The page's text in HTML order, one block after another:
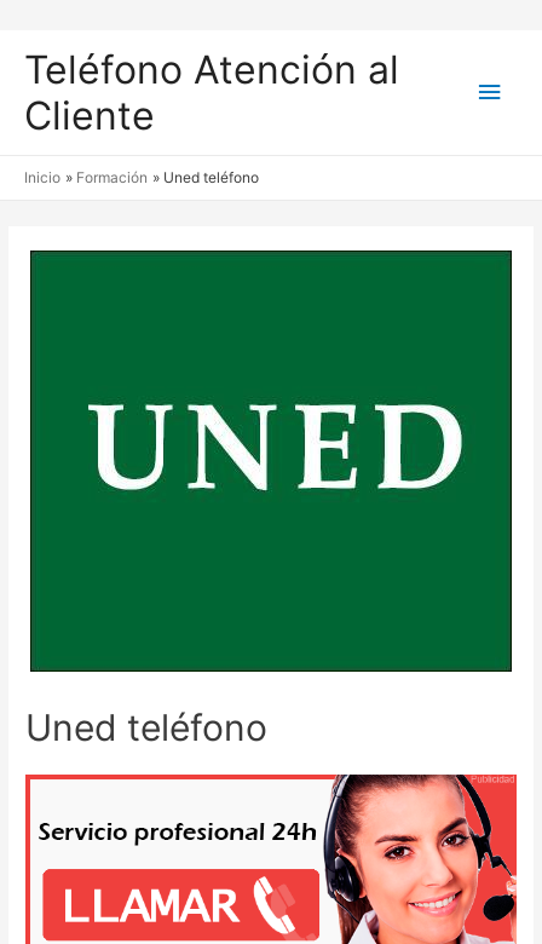
Teléfono Atención al
Cliente
Inicio Formación Uned teléfono
Uned teléfono